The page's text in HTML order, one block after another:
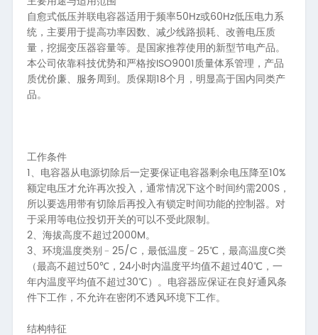
自愈式低压并联电容器适用于频率50Hz或60Hz低压电力系
统，主要用于提高功率因数、减少线路损耗、改善电压质
量，挖掘变压器容量等。是国家推荐使用的新型节电产品。
本公司依靠科技优势和严格按ISO9001 质量体系管理，产品
质优价廉、服务周到。质保期18个月，明显高于国内同类产
品。
工作条件
1、 电容器从电源切除后一定要保证电容器剩余电压降至10%
额定电压才允许再次投入，通常情况下这个时间约需200S，
所以要选用带有切除后再投入有锁定时间功能的控制器。对
于采用等电位投切开关的可以不受此限制。
2、 海拔高度不超过2000M 。
3、 环境温度类别﹣ 25/C ，最低温度﹣ 25℃，最高温度C类
（最高不超过50℃， 24小时内温度平均值不超过40℃，一
年内温度平均值不超过30℃）。电容器应保证在良好通风条
件下工作，不允许在密闭不透风环境下工作。
结构特征